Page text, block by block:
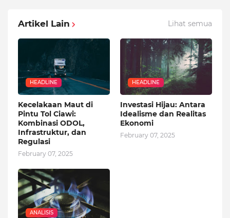
Artikel Lain Lihat semua
HEADLINE
Kecelakaan Maut di
Pintu Tol Ciawi:
Kombinasi ODOL,
Infrastruktur, dan
Regulasi
February 07, 2025
HEADLINE
Investasi Hijau: Antara
Idealisme dan Realitas
Ekonomi
February 07, 2025
ANALISIS